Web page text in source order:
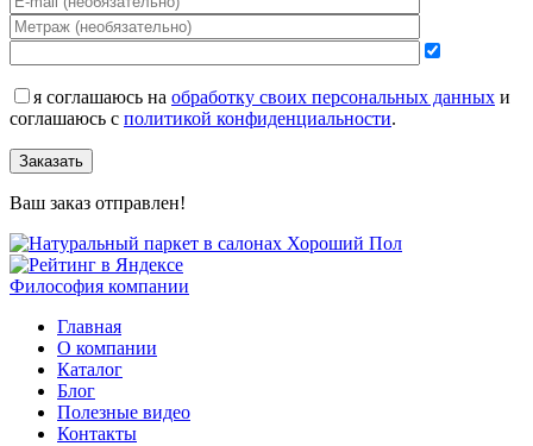
я соглашаюсь на обработку своих персональных данных и
соглашаюсь с политикой конфиденциальности.
Заказать
Ваш заказ отправлен!
Философия компании
Главная
О компании
Каталог
Блог
Полезные видео
Контакты